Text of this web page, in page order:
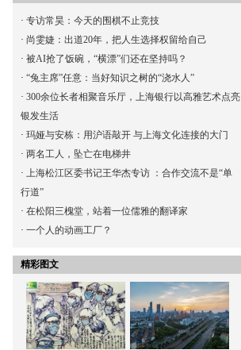
· 专访常昊：今天的围棋不止竞技
· 尚雯婕：出道20年，把人生选择权留给自己
· 被AI抢了饭碗，“横漂”们还在坚持吗？
· “兔主席”任意：当好知识之树的“浇水人”
· 300余位长者相聚音乐厅，上海银行以高雅艺术点亮
银发生活
· 玛娅与安栋：用沪语敲开 与上海文化连接的大门
· 两名工人，坠亡在电梯井
· 上海松江区委书记王华杰专访 ：合作交流不是“单
行道”
· 在松阳三槐堂，站着一位儒雅的翻译家
· 一个人的动画工厂？
精彩图文